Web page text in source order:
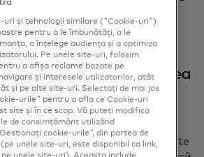
la unele dintre
pe care trebuie să le
că sustenabilitatea
mărcii tale? Și în ceea
de afaceri, cum
frumos și grozav la sustenabilitate
uri și tehnologii similare ("Cookie-uri")
pentru a le îmbunătăți, a le
a înțelege audiența și a optimiza
Pe unele site-uri, folosim
a afișa reclame bazate pe
și interesele utilizatorilor, atât
și pe alte site-uri. Selectați de mai jos
urile" pentru a afla ce Cookie-uri
site și în ce scop. Vă puteți modifica
de consimțământ utilizând
cookie-urile", din partea de
unele site-uri, este disponibil ca link,
unele site-uri). Aceasta include